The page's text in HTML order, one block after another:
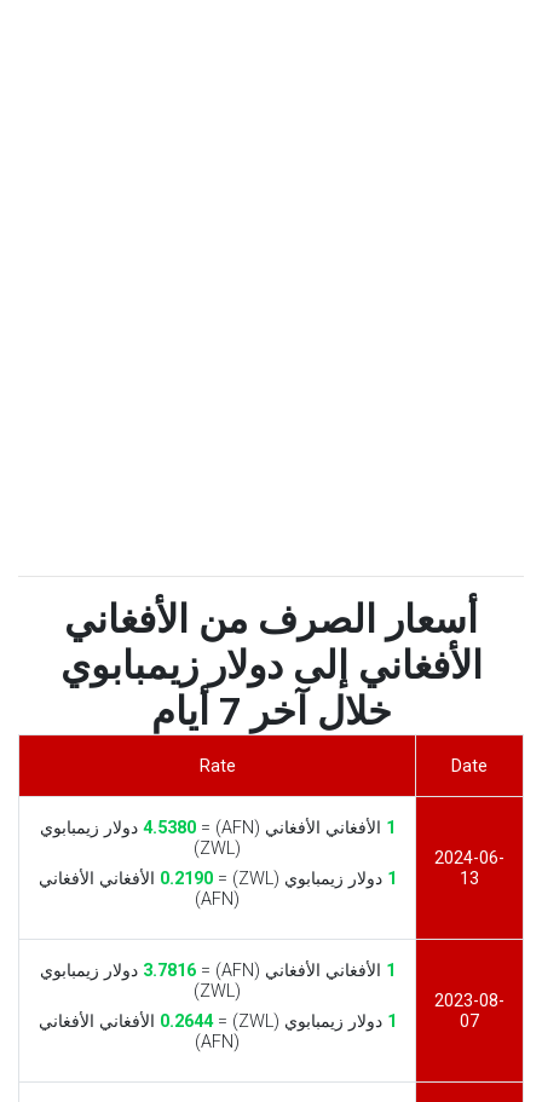
أسعار الصرف من الأفغاني
الأفغاني إلى دولار زيمبابوي
خلال آخر 7 أيام
Date
Rate
2024-06-
13
1 الأفغاني الأفغاني (AFN) = 4.5380 دولار زيمبابوي
(ZWL)
1 دولار زيمبابوي (ZWL) = 0.2190 الأفغاني الأفغاني
(AFN)
2023-08-
07
1 الأفغاني الأفغاني (AFN) = 3.7816 دولار زيمبابوي
(ZWL)
1 دولار زيمبابوي (ZWL) = 0.2644 الأفغاني الأفغاني
(AFN)